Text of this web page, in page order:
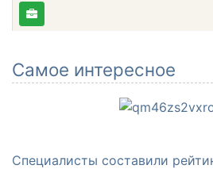
Самое интересное
Специалисты составили